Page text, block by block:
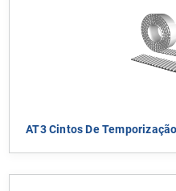
AT3 Cintos De